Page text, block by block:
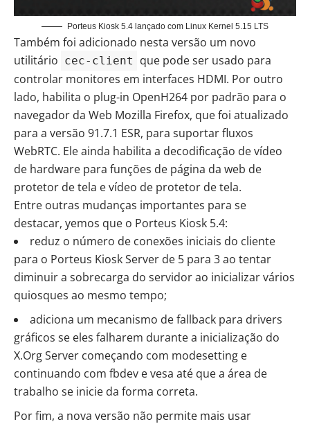
Porteus Kiosk 5.4 lançado com Linux Kernel 5.15 LTS
Também foi adicionado nesta versão um novo
utilitário cec-client
que pode ser usado para
controlar monitores em interfaces HDMI. Por outro
lado, habilita o plug-in OpenH264 por padrão para o
navegador da Web Mozilla Firefox, que foi atualizado
para a versão 91.7.1 ESR, para suportar fluxos
WebRTC. Ele ainda habilita a decodificação de vídeo
de hardware para funções de página da web de
protetor de tela e vídeo de protetor de tela.
Entre outras mudanças importantes para se
destacar, yemos que o Porteus Kiosk 5.4:
reduz o número de conexões iniciais do cliente
para o Porteus Kiosk Server de 5 para 3 ao tentar
diminuir a sobrecarga do servidor ao inicializar vários
quiosques ao mesmo tempo;
adiciona um mecanismo de fallback para drivers
gráficos se eles falharem durante a inicialização do
X.Org Server começando com modesetting e
continuando com fbdev e vesa até que a área de
trabalho se inicie da forma correta.
Por fim, a nova versão não permite mais usar